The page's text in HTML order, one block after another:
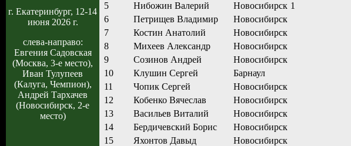
г. Екатеринбург, 12-14
июня 2026 г.
слева-направо:
Евгения Садовская
(Москва, 3-е место),
Иван Тулупеев
(Калуга, Чемпион),
Андрей Тархачев
(Новосибирск, 2-е
место)
5
Нибожин Валерий Новосибирск 1
6
Петрищев Владимир
Новосибирск
7
Костин Анатолий
Новосибирск
8
Михеев Александр
Новосибирск
9
Созинов Андрей
Новосибирск
10
Клушин Сергей
Барнаул
11
Чопик Сергей
Новосибирск
12
Кобенко Вячеслав
Новосибирск
13
Васильев Виталий
Новосибирск
14
Бердичевский Борис
Новосибирск
15
Яхонтов Давыд Новосибирск